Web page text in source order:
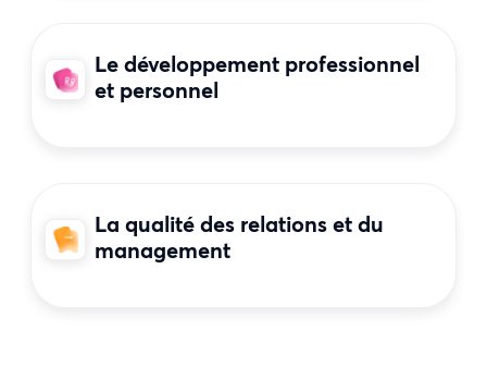
Le développement professionnel
et personnel
La qualité des relations et du
management